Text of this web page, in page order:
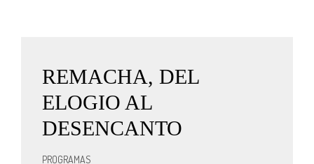
REMACHA, DEL
ELOGIO AL
DESENCANTO
PROGRAMAS